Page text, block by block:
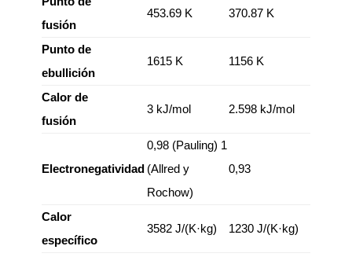
fusión
453.69 K 370.87 K
Punto de
ebullición
1615 K 1156 K
Calor de
fusión
3 kJ/mol 2.598 kJ/mol
Electronegatividad
0,98 (Pauling) 1
(Allred y
Rochow)
0,93
Calor
específico
3582 J/(K·kg) 1230 J/(K·kg)